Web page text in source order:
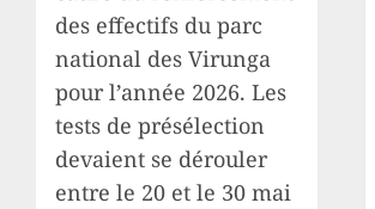
des effectifs du parc
national des Virunga
pour l’année 2026. Les
tests de présélection
devaient se dérouler
entre le 20 et le 30 mai